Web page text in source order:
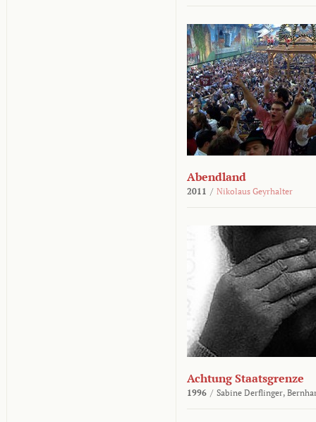
Abendland
2011 / Nikolaus Geyrhalter
Achtung Staatsgrenze
1996 / Sabine Derflinger,